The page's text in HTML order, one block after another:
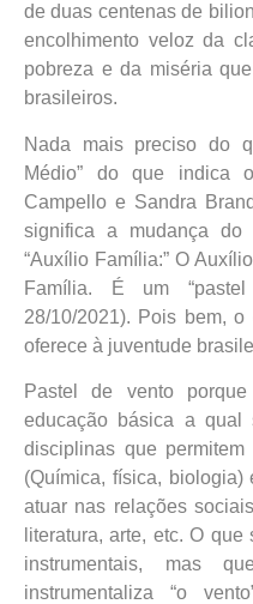
de duas centenas de
encolhimento veloz da
pobreza e da miséria
brasileiros.
Nada mais preciso do
Médio” do que indica
Campello e Sandra
significa a mudança do
“Auxílio Família:” O
Família. É um
28/10/2021). Pois bem,
oferece à juventude
Pastel de vento
educação básica a qual
disciplinas que
(Química, física, biologia)
atuar nas relações
literatura, arte, etc. O
instrumentais, mas
instrumentaliza “o